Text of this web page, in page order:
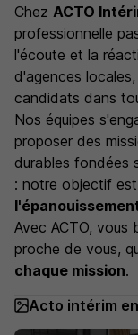
Chez ACTO
professionnelle
l'écoute et la
d'agences
candidats dans
Nos équipes
proposer des
durables fondées
: notre objectif
Avec ACTO, vous
proche de vous,
chaque mission.
Acto intérim